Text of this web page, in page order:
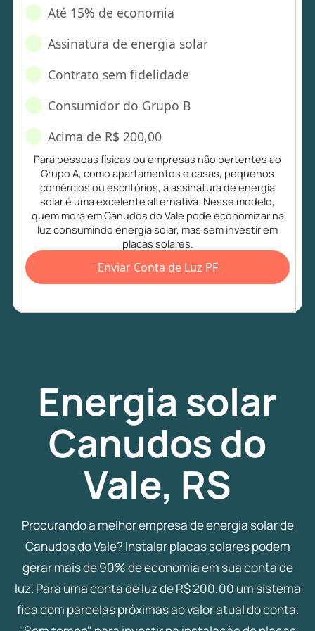
Até 15% de economia
Assinatura de energia solar
Contrato sem fidelidade
Consumidor do Grupo B
Acima de R$ 200,00
Para pessoas físicas ou empresas não pertentes ao
Grupo A, como apartamentos e casas, pequenos
comércios ou escritórios, a assinatura de energia
solar é uma excelente alternativa. Nesse modelo,
quem mora em Canudos do Vale pode economizar na
luz consumindo energia solar, mas sem investir em
placas solares.
Enviar Conta de Luz PF
Energia solar
Canudos do
Vale, RS
Procurando a melhor empresa de energia solar de
Canudos do Vale? Instalar placas solares podem
gerar mais de 90% de economia em sua conta de
luz. Para uma conta de luz de R$ 200,00 um sistema
fica com parcelas próximas ao valor atual do conta.